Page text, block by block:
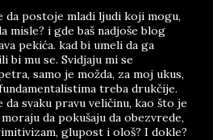
da postoje mladi ljudi koji mogu,
misle? i gde baš nadjoše blog
pekića. kad bi umeli da ga
bi mu se. Svidjaju mi se
samo je možda, za moj ukus,
treba drukčije.
da svaku pravu veličinu, kao što je
da pokušaju da obezvrede,
glupost i ološ? I dokle?